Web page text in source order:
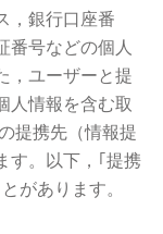
，銀行口座番
番号などの個人
，ユーザーと提
人情報を含む取
提携先（情報提
す。以下，｢提携
があります。